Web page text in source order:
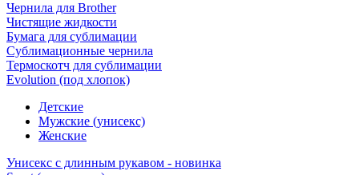
Чернила для Brother
Чистящие жидкости
Бумага для сублимации
Сублимационные чернила
Термоскотч для сублимации
Evolution (под хлопок)
Детские
Мужские (унисекс)
Женские
Унисекс с длинным рукавом - новинка